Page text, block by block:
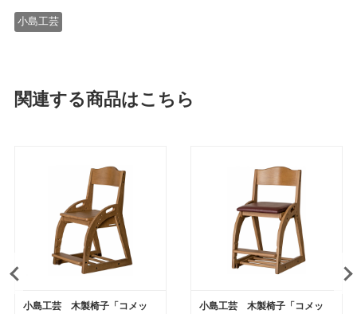
小島工芸
関連する商品はこちら
小島工芸 木製椅子「コメッ
小島工芸 木製椅子「コメッ